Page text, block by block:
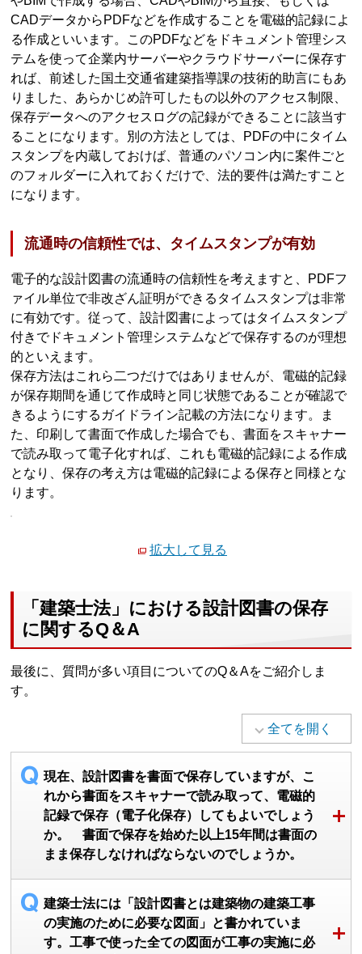
CADデータからPDFなどを作成することを電磁的記録によ
る作成といいます。このPDFなどをドキュメント管理シス
テムを使って企業内サーバーやクラウドサーバーに保存す
れば、前述した国土交通省建築指導課の技術的助言にもあ
りました、あらかじめ許可したもの以外のアクセス制限、
保存データへのアクセスログの記録ができることに該当す
ることになります。別の方法としては、PDFの中にタイム
スタンプを内蔵しておけば、普通のパソコン内に案件ごと
のフォルダーに入れておくだけで、法的要件は満たすこと
になります。
流通時の信頼性では、タイムスタンプが有効
電子的な設計図書の流通時の信頼性を考えますと、PDFフ
ァイル単位で非改ざん証明ができるタイムスタンプは非常
に有効です。従って、設計図書によってはタイムスタンプ
付きでドキュメント管理システムなどで保存するのが理想
的といえます。
保存方法はこれら二つだけではありませんが、電磁的記録
が保存期間を通じて作成時と同じ状態であることが確認で
きるようにするガイドライン記載の方法になります。ま
た、印刷して書面で作成した場合でも、書面をスキャナー
で読み取って電子化すれば、これも電磁的記録による作成
となり、保存の考え方は電磁的記録による保存と同様とな
ります。
拡大して見る
「建築士法」における設計図書の保存
に関するQ＆A
最後に、質問が多い項目についてのQ＆Aをご紹介しま
す。
全てを開く
現在、設計図書を書面で保存していますが、こ
れから書面をスキャナーで読み取って、電磁的
記録で保存（電子化保存）してもよいでしょう
か。 書面で保存を始めた以上15年間は書面の
まま保存しなければならないのでしょうか。
建築士法には「設計図書とは建築物の建築工事
の実施のために必要な図面」と書かれていま
す。工事で使った全ての図面が工事の実施に必